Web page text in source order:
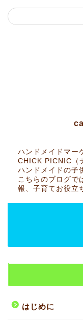
ハンドメイドマー
CHICK PICNIC（
ハンドメイドの子
こちらのブログで
報、子育てお役立
はじめに